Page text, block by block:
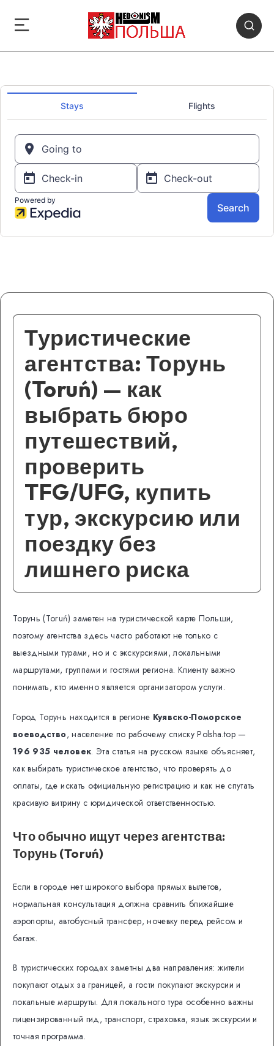
Туристические
агентства: Торунь
(Toruń) — как
выбрать бюро
путешествий,
проверить
TFG/UFG, купить
тур, экскурсию или
поездку без
лишнего риска
Торунь (Toruń) заметен на туристической карте Польши,
поэтому агентства здесь часто работают не только с
выездными турами, но и с экскурсиями, локальными
маршрутами, группами и гостями региона. Клиенту важно
понимать, кто именно является организатором услуги.
Город Торунь находится в регионе Куявско-Поморское
воеводство, население по рабочему списку Polsha.top —
196 935 человек. Эта статья на русском языке объясняет,
как выбирать туристическое агентство, что проверять до
оплаты, где искать официальную регистрацию и как не спутать
красивую витрину с юридической ответственностью.
Что обычно ищут через агентства:
Торунь (Toruń)
Если в городе нет широкого выбора прямых вылетов,
нормальная консультация должна сравнить ближайшие
аэропорты, автобусный трансфер, ночевку перед рейсом и
багаж.
В туристических городах заметны два направления: жители
покупают отдых за границей, а гости покупают экскурсии и
локальные маршруты. Для локального тура особенно важны
лицензированный гид, транспорт, страховка, язык экскурсии и
точная программа.